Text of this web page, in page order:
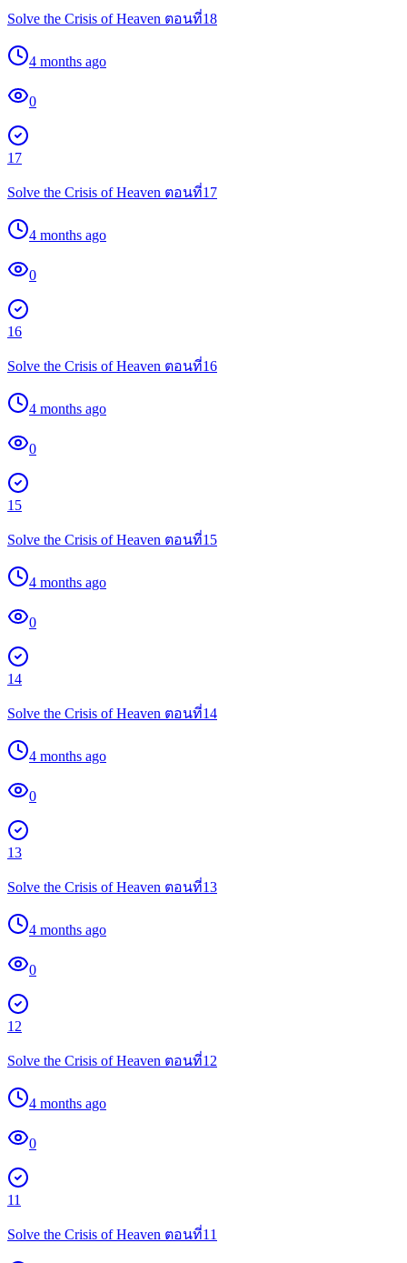
Solve the Crisis of Heaven ตอนที่18
4 months ago
0
17
Solve the Crisis of Heaven ตอนที่17
4 months ago
0
16
Solve the Crisis of Heaven ตอนที่16
4 months ago
0
15
Solve the Crisis of Heaven ตอนที่15
4 months ago
0
14
Solve the Crisis of Heaven ตอนที่14
4 months ago
0
13
Solve the Crisis of Heaven ตอนที่13
4 months ago
0
12
Solve the Crisis of Heaven ตอนที่12
4 months ago
0
11
Solve the Crisis of Heaven ตอนที่11